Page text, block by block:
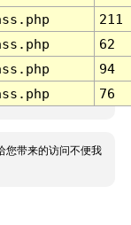
211
62
94
76
您带来的访问不便我